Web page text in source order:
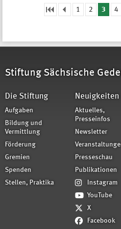
1 2 3 4
Stiftung Sächsische
Die Stiftung
Aufgaben
Bildung und
Vermittlung
Förderung
Gremien
Spenden
Stellen, Praktika
Neuigkeiten
Aktuelles,
Presseinfos
Newsletter
Presseschau
Publikationen
Instagram
YouTube
X
Facebook